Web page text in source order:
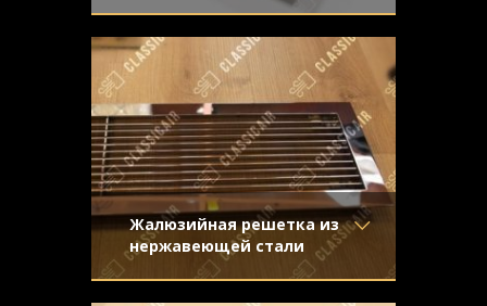
Материал- Нержавеющая
сталь
Отделка
- Полированная
нержавейка
Узор-
Конструкция- Жалюзи
производстве, но обладает
неповторимым внешним видом.
Зеркальная
Жалюзийная решетка из
нержавеющей стали
Материал- Нержавеющая
сталь